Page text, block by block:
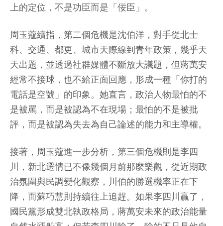
上的定位，不是功臣而是「佞臣」。
周玉蔻續指，第二個危機是沈伯洋，對手從北士
科、交通、都更、城市天際線到青年政策，幾乎天
天出題，並透過社群媒體不斷放大議題，但蔣萬安
經常不接球，也不給正面回應，形成一種「你打的
電話是空號」的印象。她直言，政治人物最怕的不
是被罵，而是被認為不在現場；最怕的不是被批
評，而是被認為失去為自己論述的能力和主導權。
接著，周玉蔻進一步分析，第三個危機則是李四
川，新北選情已不像幾個月前那麼樂觀，從近期政
治氛圍與民調變化觀察，川伯的勝選機率正在下
降，而蘇巧慧則持續往上追趕。如果李四川贏了，
國民黨形成雙北執政格局，蔣萬安未來的政治能量